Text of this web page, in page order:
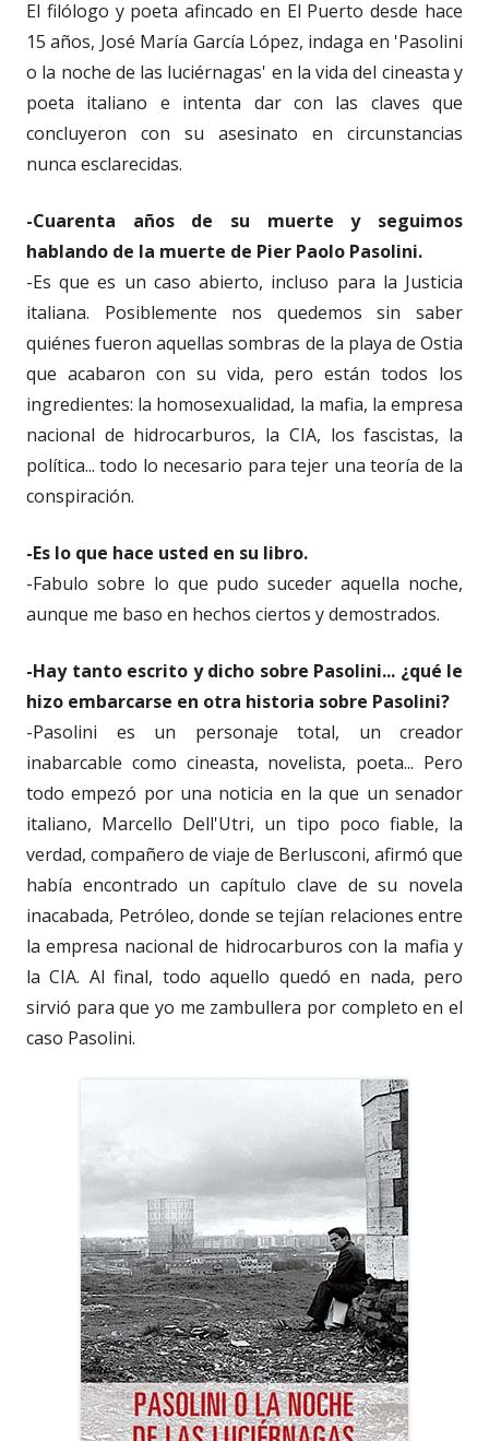
El filólogo y poeta afincado en El Puerto desde hace
15 años, José María García López, indaga en 'Pasolini
o la noche de las luciérnagas' en la vida del cineasta y
poeta italiano e intenta dar con las claves que
concluyeron con su asesinato en circunstancias
nunca esclarecidas.
-Cuarenta años de su muerte y seguimos
hablando de la muerte de Pier Paolo Pasolini.
-Es que es un caso abierto, incluso para la Justicia
italiana. Posiblemente nos quedemos sin saber
quiénes fueron aquellas sombras de la playa de Ostia
que acabaron con su vida, pero están todos los
ingredientes: la homosexualidad, la mafia, la empresa
nacional de hidrocarburos, la CIA, los fascistas, la
política... todo lo necesario para tejer una teoría de la
conspiración.
-Es lo que hace usted en su libro.
-Fabulo sobre lo que pudo suceder aquella noche,
aunque me baso en hechos ciertos y demostrados.
-Hay tanto escrito y dicho sobre Pasolini... ¿qué le
hizo embarcarse en otra historia sobre Pasolini?
-Pasolini es un personaje total, un creador
inabarcable como cineasta, novelista, poeta... Pero
todo empezó por una noticia en la que un senador
italiano, Marcello Dell'Utri, un tipo poco fiable, la
verdad, compañero de viaje de Berlusconi, afirmó que
había encontrado un capítulo clave de su novela
inacabada, Petróleo, donde se tejían relaciones entre
la empresa nacional de hidrocarburos con la mafia y
la CIA. Al final, todo aquello quedó en nada, pero
sirvió para que yo me zambullera por completo en el
caso Pasolini.